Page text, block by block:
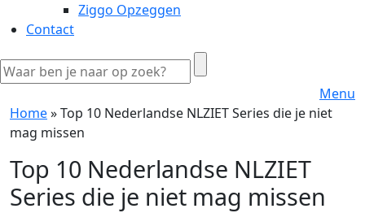
Ziggo Opzeggen
Contact
Menu
Home»Top 10 Nederlandse NLZIET Series die je niet
mag missen
Top 10 Nederlandse NLZIET
Series die je niet mag missen